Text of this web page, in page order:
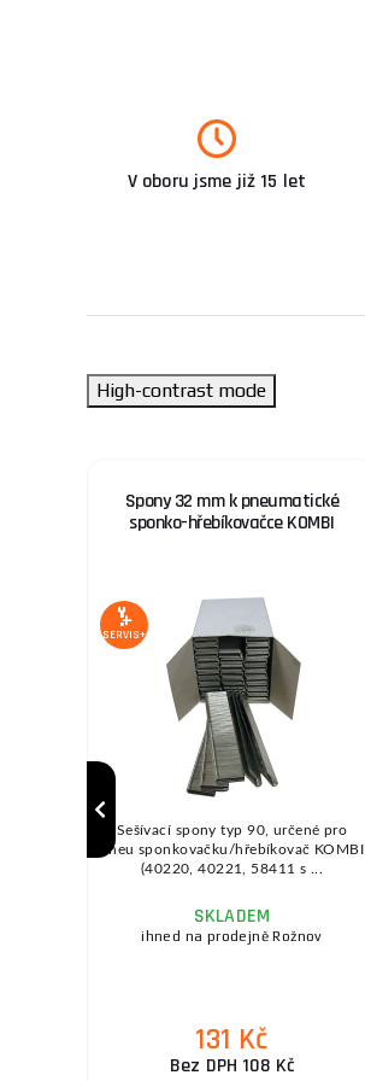
V oboru jsme již 15 let
High-contrast mode
Spony 32 mm k pneumatické
sponko-hřebíkovačce KOMBI
SERVIS+
Sešívací spony typ 90, určené pro
pneu sponkovačku/hřebíkovač KOMBI
(40220, 40221, 58411 s ...
SKLADEM
ihned na prodejně Rožnov
131 Kč
Bez DPH 108 Kč